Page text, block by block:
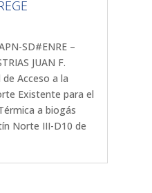
SD#ENRE –
JUAN F.
de Acceso a la
Existente para el
a biogás
Norte III-D10 de